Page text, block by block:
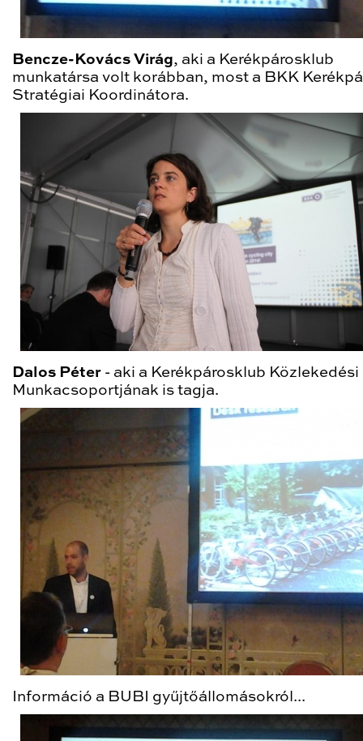
Bencze-Kovács Virág, aki a Kerékpárosklub
munkatársa volt korábban, most a BKK
Stratégiai Koordinátora.
Dalos Péter - aki a Kerékpárosklub Közlekedési
Munkacsoportjának is tagja.
Információ a BUBI gyűjtőállomásokról...